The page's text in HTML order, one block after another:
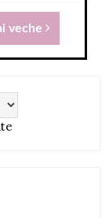
veche